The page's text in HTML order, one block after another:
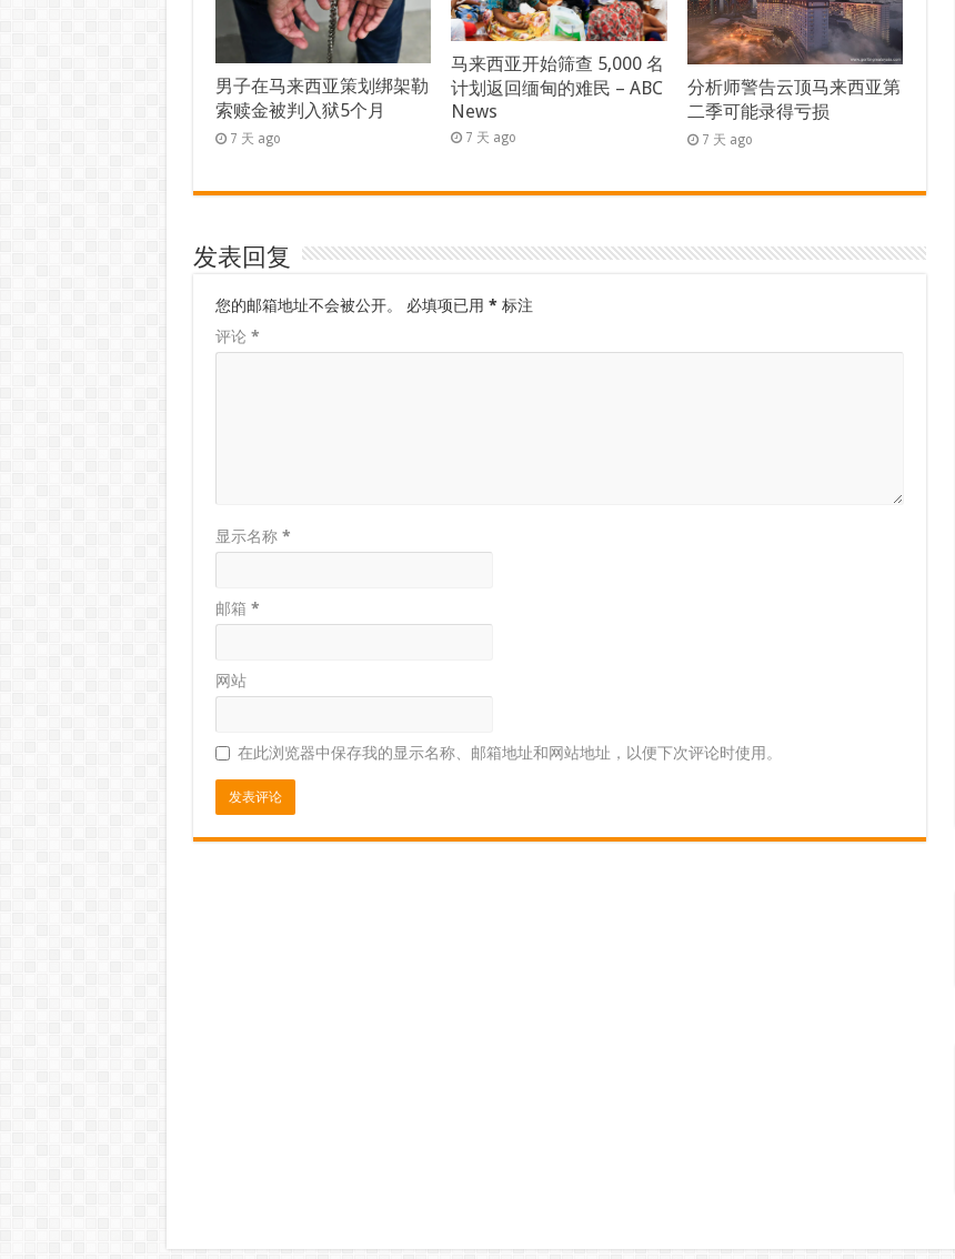
男子在马来西亚策划绑架勒
索赎金被判入狱5个月
7 天 ago
马来西亚开始筛查 5,000 名
计划返回缅甸的难民 – ABC
News
7 天 ago
分析师警告云顶马来西亚第
二季可能录得亏损
7 天 ago
发表回复
您的邮箱地址不会被公开。 必填项已用 * 标注
评论 *
显示名称 *
邮箱 *
网站
在此浏览器中保存我的显示名称、邮箱地址和网站地址，以便下次评论时使用。